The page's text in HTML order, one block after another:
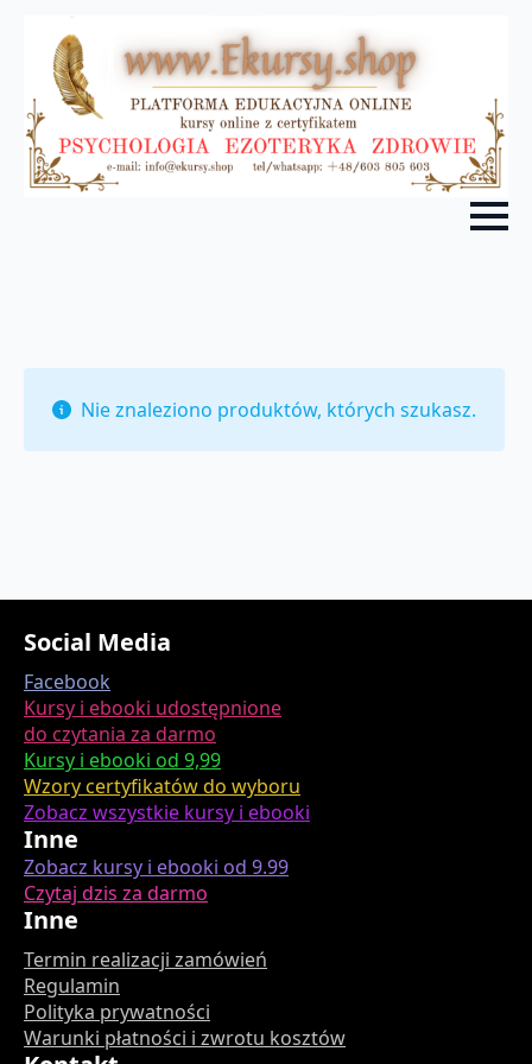
Nie znaleziono produktów, których szukasz.
Social Media
Facebook
Kursy i ebooki udostępnione
do czytania za darmo
Kursy i ebooki od 9,99
Wzory certyfikatów do wyboru
Zobacz wszystkie kursy i ebooki
Inne
Zobacz kursy i ebooki od 9.99
Czytaj dzis za darmo
Inne
Termin realizacji zamówień
Regulamin
Polityka prywatności
Warunki płatności i zwrotu kosztów